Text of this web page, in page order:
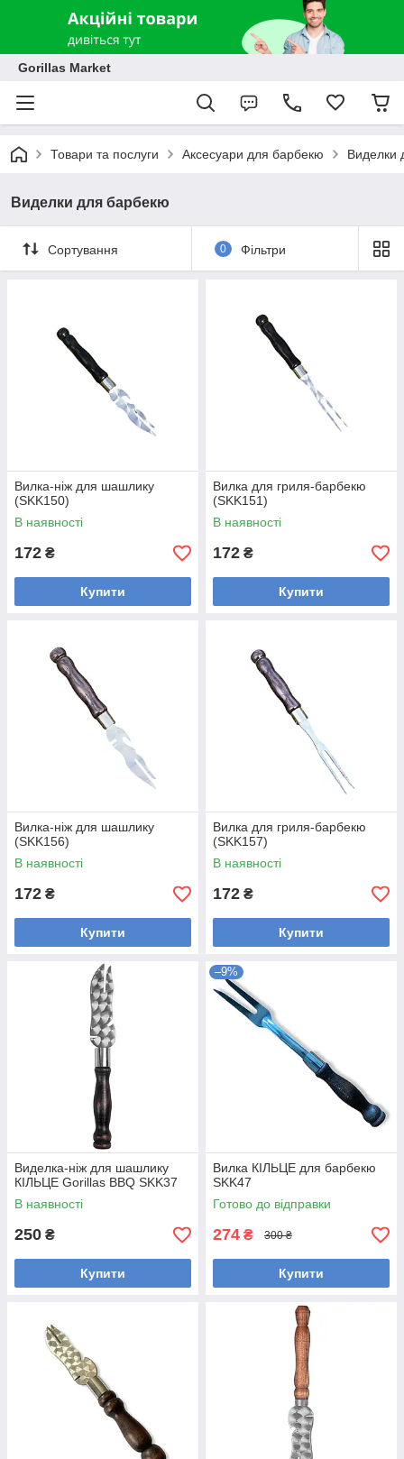
Gorillas Market
Товари та послуги Аксесуари для барбекю Виделки
Виделки для барбекю
Сортування 0 Фільтри
Вилка-ніж для шашлику
(SKK150)
В наявності
172 ₴
Купити
Вилка для гриля-барбекю
(SKK151)
В наявності
172 ₴
Купити
Вилка-ніж для шашлику
(SKK156)
В наявності
172 ₴
Купити
Вилка для гриля-барбекю
(SKK157)
В наявності
172 ₴
Купити
Виделка-ніж для шашлику
КІЛЬЦЕ Gorillas BBQ SKK37
В наявності
250 ₴
Купити
–9%
Вилка КІЛЬЦЕ для барбекю
SKK47
Готово до відправки
274 ₴ 300 ₴
Купити